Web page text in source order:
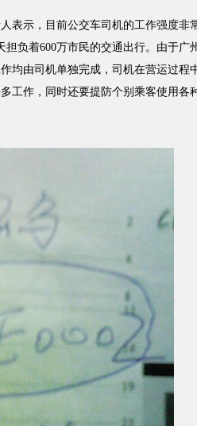
表示，目前公交车司机的工作强度非
担负着600万市民的交通出行。由于广
均由司机单独完成，司机在营运过程
工作，同时还要提防个别乘客使用各